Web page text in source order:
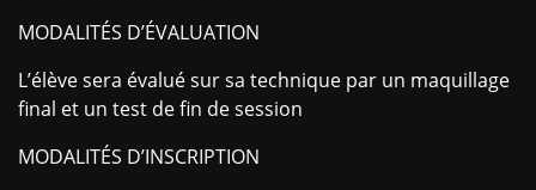
MODALITÉS D’ÉVALUATION
L’élève sera évalué sur sa technique par un maquillage
final et un test de fin de session
MODALITÉS D’INSCRIPTION